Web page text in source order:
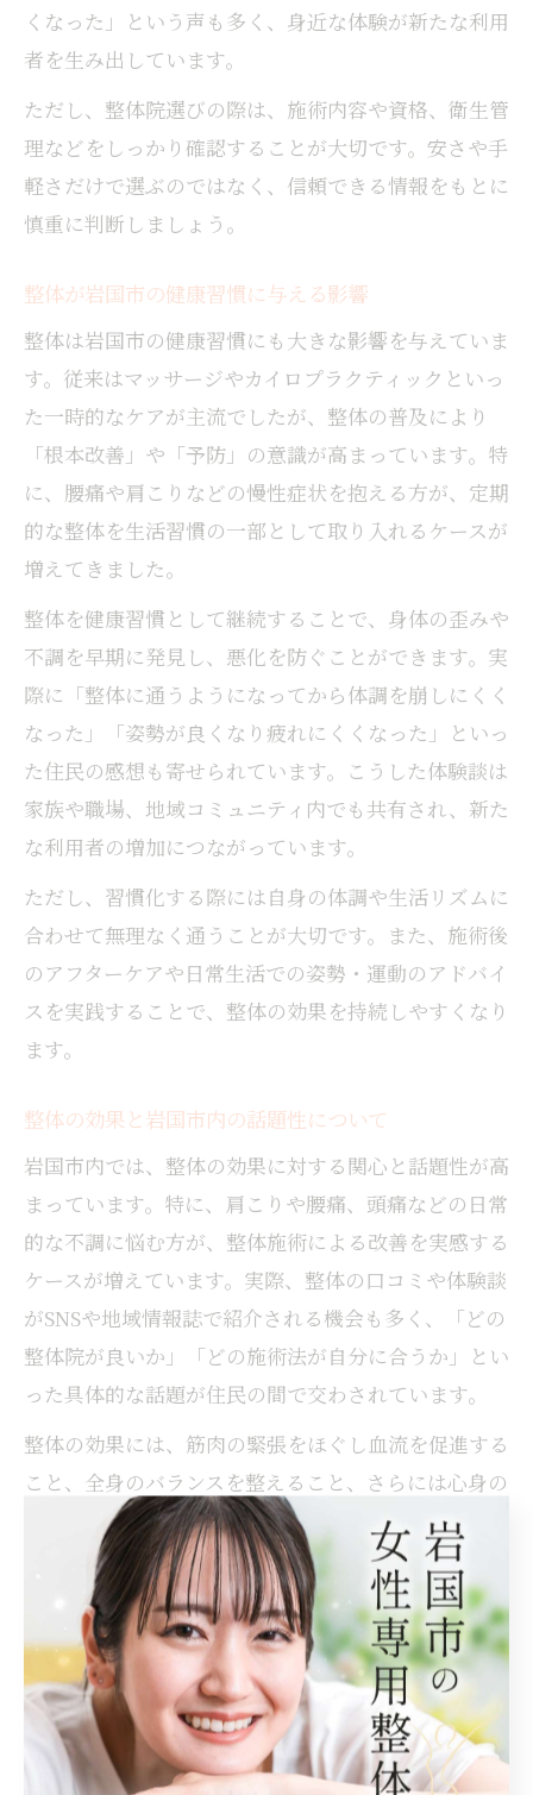
くなった」という声も多く、身近な体験が新たな利用
者を生み出しています。
ただし、整体院選びの際は、施術内容や資格、衛生管
理などをしっかり確認することが大切です。安さや手
軽さだけで選ぶのではなく、信頼できる情報をもとに
慎重に判断しましょう。
整体が岩国市の健康習慣に与える影響
整体は岩国市の健康習慣にも大きな影響を与えていま
す。従来はマッサージやカイロプラクティックといっ
た一時的なケアが主流でしたが、整体の普及により
「根本改善」や「予防」の意識が高まっています。特
に、腰痛や肩こりなどの慢性症状を抱える方が、定期
的な整体を生活習慣の一部として取り入れるケースが
増えてきました。
整体を健康習慣として継続することで、身体の歪みや
不調を早期に発見し、悪化を防ぐことができます。実
際に「整体に通うようになってから体調を崩しにくく
なった」「姿勢が良くなり疲れにくくなった」といっ
た住民の感想も寄せられています。こうした体験談は
家族や職場、地域コミュニティ内でも共有され、新た
な利用者の増加につながっています。
ただし、習慣化する際には自身の体調や生活リズムに
合わせて無理なく通うことが大切です。また、施術後
のアフターケアや日常生活での姿勢・運動のアドバイ
スを実践することで、整体の効果を持続しやすくなり
ます。
整体の効果と岩国市内の話題性について
岩国市内では、整体の効果に対する関心と話題性が高
まっています。特に、肩こりや腰痛、頭痛などの日常
的な不調に悩む方が、整体施術による改善を実感する
ケースが増えています。実際、整体の口コミや体験談
がSNSや地域情報誌で紹介される機会も多く、「どの
整体院が良いか」「どの施術法が自分に合うか」とい
った具体的な話題が住民の間で交わされています。
整体の効果には、筋肉の緊張をほぐし血流を促進する
こと、全身のバランスを整えること、さらには心身の
リフレッシュ効果も含まれます。中国整体や気功整体
など、施術法の違いによる効果の感じ方も話題に上が
っており、「一度体験してみたら思った以上に楽にな
った」といった声が新たな利用者の参考になっていま
す。
ただし、整体の効果は即効性だけでなく、継続的なケ
アやセルフメンテナンスが重要です。過度な期待を持